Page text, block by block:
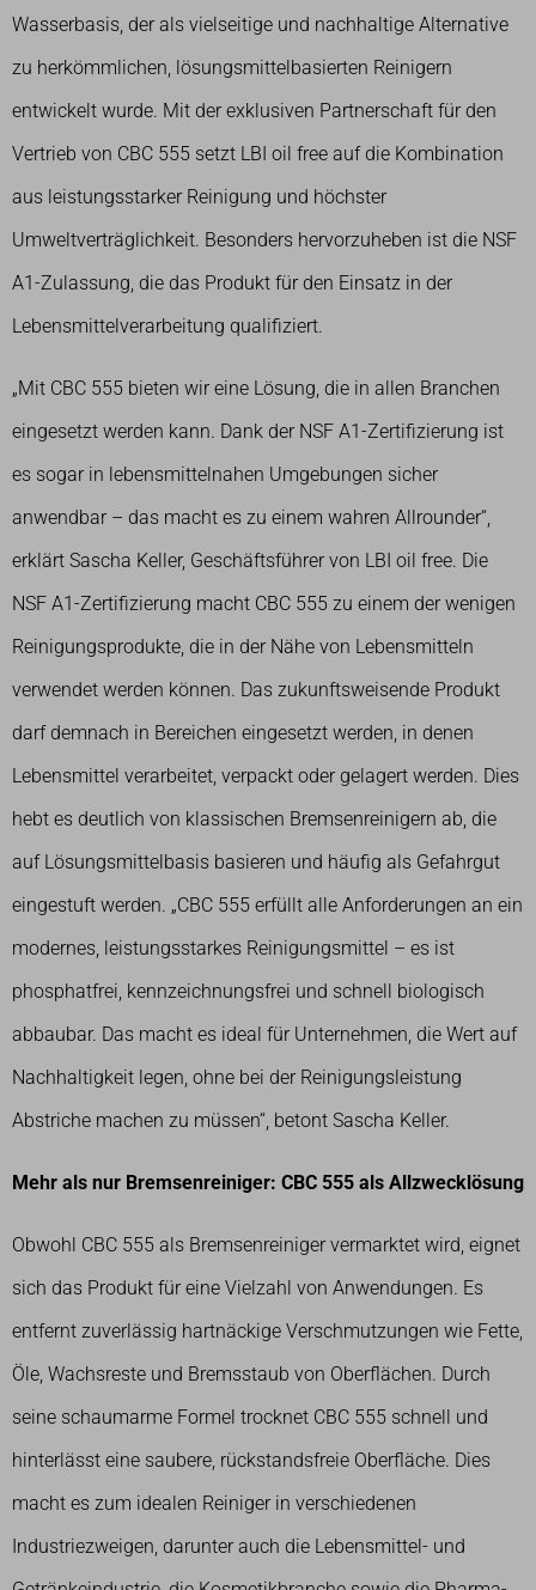
Wasserbasis, der als vielseitige und nachhaltige Alternative
zu herkömmlichen, lösungsmittelbasierten Reinigern
entwickelt wurde. Mit der exklusiven Partnerschaft für den
Vertrieb von CBC 555 setzt LBI oil free auf die Kombination
aus leistungsstarker Reinigung und höchster
Umweltverträglichkeit. Besonders hervorzuheben ist die NSF
A1-Zulassung, die das Produkt für den Einsatz in der
Lebensmittelverarbeitung qualifiziert.
„Mit CBC 555 bieten wir eine Lösung, die in allen Branchen
eingesetzt werden kann. Dank der NSF A1-Zertifizierung ist
es sogar in lebensmittelnahen Umgebungen sicher
anwendbar – das macht es zu einem wahren Allrounder“,
erklärt Sascha Keller, Geschäftsführer von LBI oil free. Die
NSF A1-Zertifizierung macht CBC 555 zu einem der wenigen
Reinigungsprodukte, die in der Nähe von Lebensmitteln
verwendet werden können. Das zukunftsweisende Produkt
darf demnach in Bereichen eingesetzt werden, in denen
Lebensmittel verarbeitet, verpackt oder gelagert werden. Dies
hebt es deutlich von klassischen Bremsenreinigern ab, die
auf Lösungsmittelbasis basieren und häufig als Gefahrgut
eingestuft werden. „CBC 555 erfüllt alle Anforderungen an ein
modernes, leistungsstarkes Reinigungsmittel – es ist
phosphatfrei, kennzeichnungsfrei und schnell biologisch
abbaubar. Das macht es ideal für Unternehmen, die Wert auf
Nachhaltigkeit legen, ohne bei der Reinigungsleistung
Abstriche machen zu müssen“, betont Sascha Keller.
Mehr als nur Bremsenreiniger: CBC 555 als Allzwecklösung
Obwohl CBC 555 als Bremsenreiniger vermarktet wird, eignet
sich das Produkt für eine Vielzahl von Anwendungen. Es
entfernt zuverlässig hartnäckige Verschmutzungen wie Fette,
Öle, Wachsreste und Bremsstaub von Oberflächen. Durch
seine schaumarme Formel trocknet CBC 555 schnell und
hinterlässt eine saubere, rückstandsfreie Oberfläche. Dies
macht es zum idealen Reiniger in verschiedenen
Industriezweigen, darunter auch die Lebensmittel- und